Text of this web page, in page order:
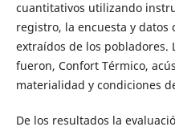
cuantitativos utilizando
registro, la encuesta y
extraídos de los pobladores.
fueron, Confort Térmico,
materialidad y condiciones
De los resultados la